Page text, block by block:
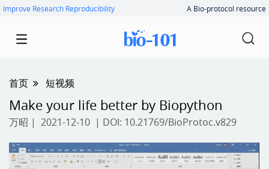
Improve Research Reproducibility A Bio-protocol resource
首页 短视频
Make your life better by Biopython
万昭 | 2021-12-10 | DOI: 10.21769/BioProtoc.v829